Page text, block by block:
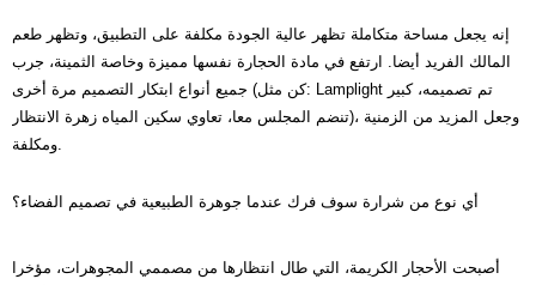
إنه يجعل مساحة متكاملة تظهر عالية الجودة مكلفة على التطبيق، وتظهر طعم
المالك الفريد أيضا. ارتفع في مادة الحجارة نفسها مميزة وخاصة الثمينة، جرب
جميع أنواع ابتكار التصميم مرة أخرى (كن مثل: Lamplight تم تصميمه، كبير
تنضم المجلس معا، تعاوي سكين المياه زهرة الانتظار)، وجعل المزيد من الزمنية
ومكلفة.
أي نوع من شرارة سوف فرك عندما جوهرة الطبيعية في تصميم الفضاء؟
أصبحت الأحجار الكريمة، التي طال انتظارها من مصممي المجوهرات، مؤخرا